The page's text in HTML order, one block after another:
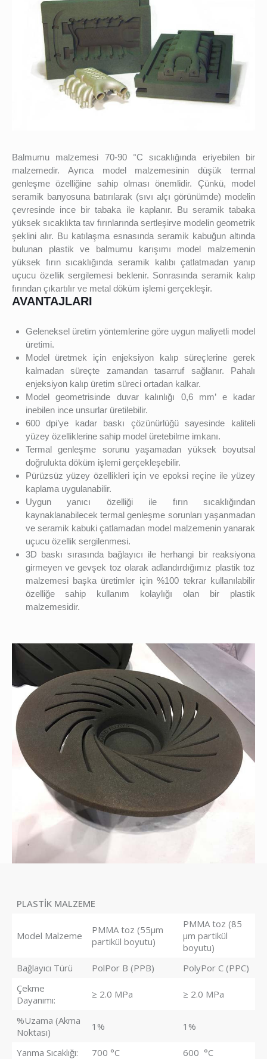
Balmumu malzemesi 70-90 °C sıcaklığında eriyebilen bir
malzemedir. Ayrıca model malzemesinin düşük termal
genleşme özelliğine sahip olması önemlidir. Çünkü, model
seramik banyosuna batırılarak (sıvı alçı görünümde) modelin
çevresinde ince bir tabaka ile kaplanır. Bu seramik tabaka
yüksek sıcaklıkta tav fırınlarında sertleşirve modelin geometrik
şeklini alır. Bu katılaşma esnasında seramik kabuğun altında
bulunan plastik ve balmumu karışımı model malzemenin
yüksek fırın sıcaklığında seramik kalıbı çatlatmadan yanıp
uçucu özellik sergilemesi beklenir. Sonrasında seramik kalıp
fırından çıkartılır ve metal döküm işlemi gerçekleşir.
AVANTAJLARI
Geleneksel üretim yöntemlerine göre uygun maliyetli model
üretimi.
Model üretmek için enjeksiyon kalıp süreçlerine gerek
kalmadan süreçte zamandan tasarruf sağlanır. Pahalı
enjeksiyon kalıp üretim süreci ortadan kalkar.
Model geometrisinde duvar kalınlığı 0,6 mm’ e kadar
inebilen ince unsurlar üretilebilir.
600 dpi’ye kadar baskı çözünürlüğü sayesinde kaliteli
yüzey özelliklerine sahip model üretebilme imkanı.
Termal genleşme sorunu yaşamadan yüksek boyutsal
doğrulukta döküm işlemi gerçekleşebilir.
Pürüzsüz yüzey özellikleri için ve epoksi reçine ile yüzey
kaplama uygulanabilir.
Uygun yanıcı özelliği ile fırın sıcaklığından
kaynaklanabilecek termal genleşme sorunları yaşanmadan
ve seramik kabuki çatlamadan model malzemenin yanarak
uçucu özellik sergilenmesi.
3D baskı sırasında bağlayıcı ile herhangi bir reaksiyona
girmeyen ve gevşek toz olarak adlandırdığımız plastik toz
malzemesi başka üretimler için %100 tekrar kullanılabilir
özelliğe sahip kullanım kolaylığı olan bir plastik
malzemesidir.
PLASTİK MALZEME
Model Malzeme
PMMA toz (55µm
partikül boyutu)
PMMA toz (85
µm partikül
boyutu)
Bağlayıcı Türü
PolPor B (PPB)
PolyPor C (PPC)
Çekme
Dayanımı:
≥ 2.0 MPa ≥ 2.0 MPa
%Uzama (Akma
Noktası)
1% 1%
Yanma Sıcaklığı: 700 °C
600 °C